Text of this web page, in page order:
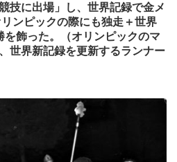
技に出場」し、世界記録で金メ
ンピックの際にも独走＋世界
を飾った。（オリンピックのマ
世界新記録を更新するランナー